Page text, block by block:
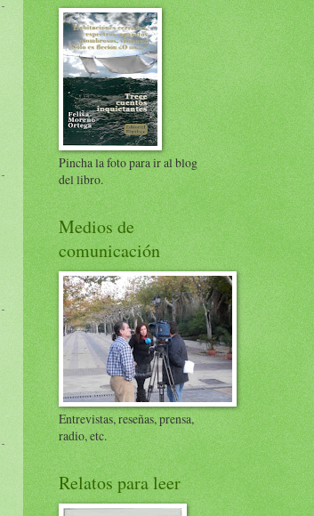
Pincha la foto para ir al blog
del libro.
Medios de
comunicación
Entrevistas, reseñas, prensa,
radio, etc.
Relatos para leer